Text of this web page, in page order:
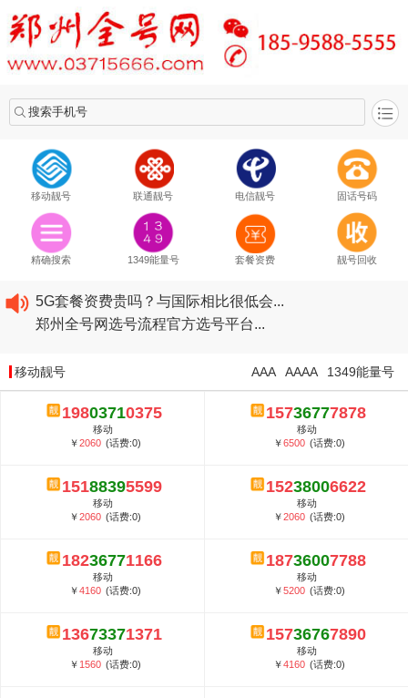
搜索手机号
移动靓号 联通靓号 电信靓号 固话号码
精确搜索 1349能量号 套餐资费 靓号回收
2020​移动最新套餐资费...
2020​联通最新套餐资费...
5G套餐资费贵吗？与国际相比很低会...
郑州全号网选号流程官方选号平台...
2020​联通最新套餐资费...
2020​电信最新套餐资费...
5G套餐资费贵吗？与国际相比很低会...
郑州全号网选号流程官方选号平台...
移动靓号 1349能量号
AAAA
AAA
19803710375
移动
￥2060 (话费:0)
15736777878
移动
￥6500 (话费:0)
15188395599
移动
￥2060 (话费:0)
15238006622
移动
￥2060 (话费:0)
18236771166
移动
￥4160 (话费:0)
18736007788
移动
￥5200 (话费:0)
13673371371
移动
￥ 1560 (话费:0)
15736767890
移动
￥4160 (话费:0)